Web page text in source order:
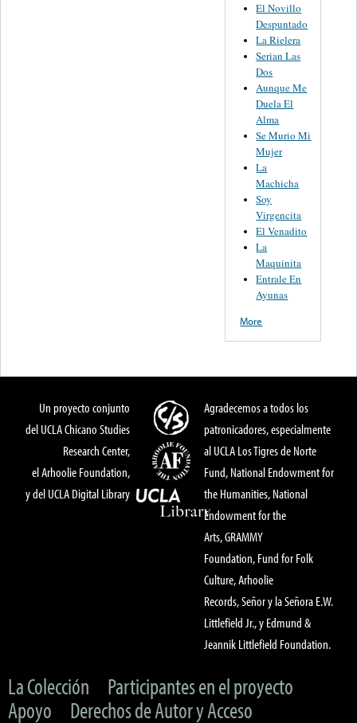
El Novillo
Despuntado
La Rielera
Serian Las
Dos
Aunque Me
Duela El
Alma
Se Murio Mi
Mujer
La
Machicha
Soy
Virgencita
El Venadito
La
Maquinita
Entrale En
Ayunas
More
Un proyecto conjunto
del UCLA Chicano Studies
Research Center,
el Arhoolie Foundation,
y del UCLA Digital Library
Agradecemos a todos los
patronicadores, especialmente
al UCLA Los Tigres de Norte
Fund, National Endowment for
the Humanities, National
Endowment for the
Arts, GRAMMY
Foundation, Fund for Folk
Culture, Arhoolie
Records, Señor y la Señora E.W.
Littlefield Jr., y Edmund &
Jeannik Littlefield Foundation.
La Colección
Participantes en el proyecto
Apoyo
Derechos de Autor y Acceso